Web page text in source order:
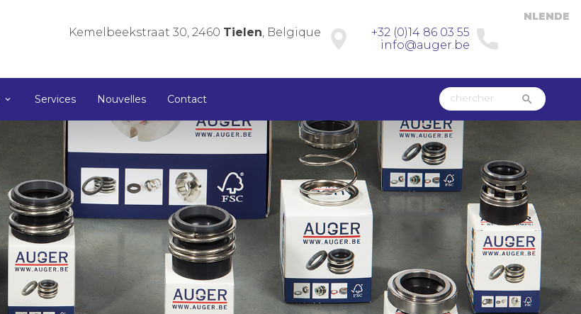
+32 (0)14 86 03 55
info@auger.be
Kemelbeekstraat 30, 2460 Tielen, Belgique
Services Nouvelles Contact
NLENDE